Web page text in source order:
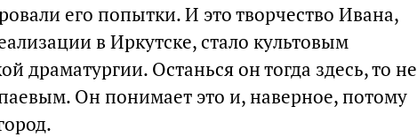
его попытки. И это творчество Ивана,
в Иркутске, стало культовым
драматургии. Останься он тогда здесь, то не
Он понимает это и, наверное, потому